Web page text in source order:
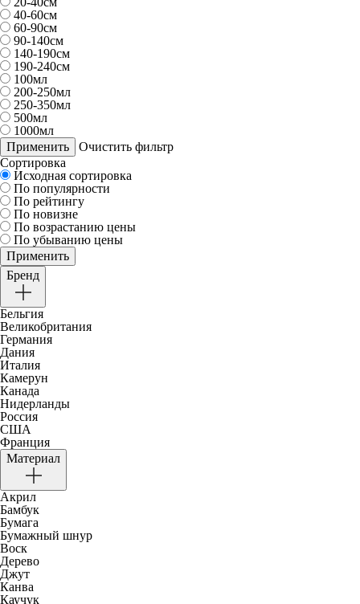
40-60см
60-90см
90-140см
140-190см
190-240см
100мл
200-250мл
250-350мл
500мл
1000мл
Применить
Очистить фильтр
Сортировка
Исходная сортировка
По популярности
По рейтингу
По новизне
По возрастанию цены
По убыванию цены
Применить
Бренд
Бельгия
Великобритания
Германия
Дания
Италия
Камерун
Канада
Нидерланды
Россия
США
Франция
Материал
Акрил
Бамбук
Бумага
Бумажный шнур
Воск
Дерево
Джут
Канва
Каучук